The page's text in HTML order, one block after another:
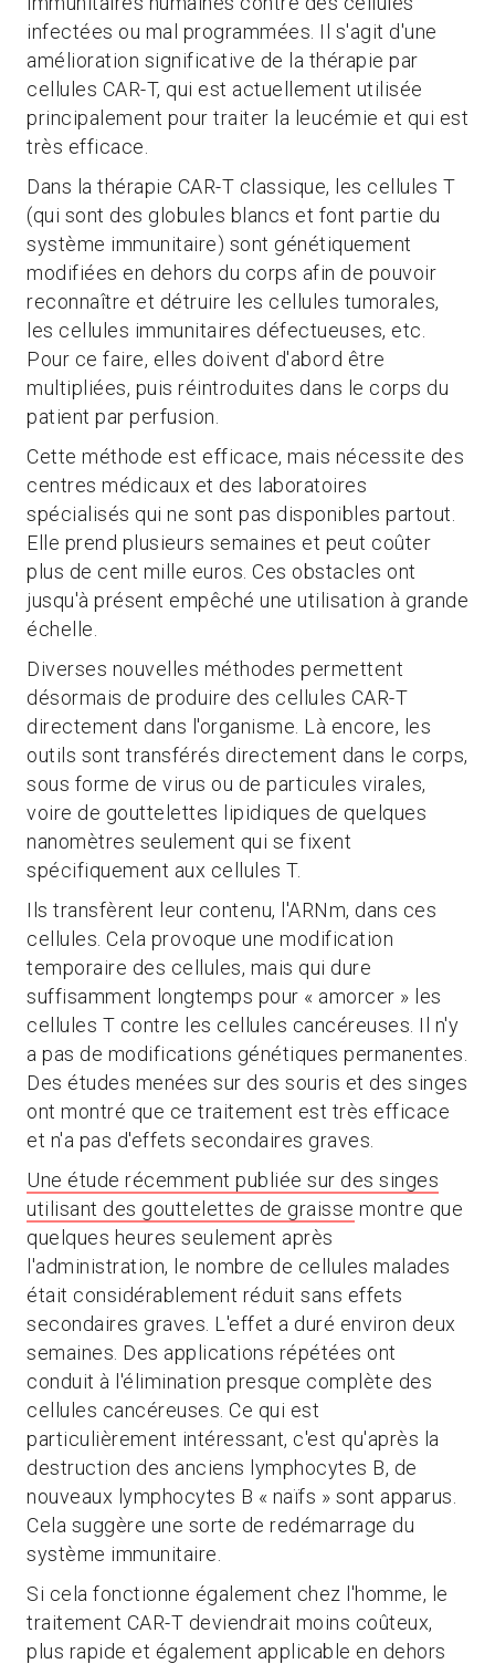
infectées ou mal programmées. Il s'agit d'une
amélioration significative de la thérapie par
cellules CAR-T, qui est actuellement utilisée
principalement pour traiter la leucémie et qui est
très efficace.
Dans la thérapie CAR-T classique, les cellules T
(qui sont des globules blancs et font partie du
système immunitaire) sont génétiquement
modifiées en dehors du corps afin de pouvoir
reconnaître et détruire les cellules tumorales,
les cellules immunitaires défectueuses, etc.
Pour ce faire, elles doivent d'abord être
multipliées, puis réintroduites dans le corps du
patient par perfusion.
Cette méthode est efficace, mais nécessite des
centres médicaux et des laboratoires
spécialisés qui ne sont pas disponibles partout.
Elle prend plusieurs semaines et peut coûter
plus de cent mille euros. Ces obstacles ont
jusqu'à présent empêché une utilisation à grande
échelle.
Diverses nouvelles méthodes permettent
désormais de produire des cellules CAR-T
directement dans l'organisme. Là encore, les
outils sont transférés directement dans le corps,
sous forme de virus ou de particules virales,
voire de gouttelettes lipidiques de quelques
nanomètres seulement qui se fixent
spécifiquement aux cellules T.
Ils transfèrent leur contenu, l'ARNm, dans ces
cellules. Cela provoque une modification
temporaire des cellules, mais qui dure
suffisamment longtemps pour « amorcer » les
cellules T contre les cellules cancéreuses. Il n'y
a pas de modifications génétiques permanentes.
Des études menées sur des souris et des singes
ont montré que ce traitement est très efficace
et n'a pas d'effets secondaires graves.
Une étude récemment publiée sur des singes
utilisant des gouttelettes de graisse montre que
quelques heures seulement après
l'administration, le nombre de cellules malades
était considérablement réduit sans effets
secondaires graves. L'effet a duré environ deux
semaines. Des applications répétées ont
conduit à l'élimination presque complète des
cellules cancéreuses. Ce qui est
particulièrement intéressant, c'est qu'après la
destruction des anciens lymphocytes B, de
nouveaux lymphocytes B « naïfs » sont apparus.
Cela suggère une sorte de redémarrage du
système immunitaire.
Si cela fonctionne également chez l'homme, le
traitement CAR-T deviendrait moins coûteux,
plus rapide et également applicable en dehors